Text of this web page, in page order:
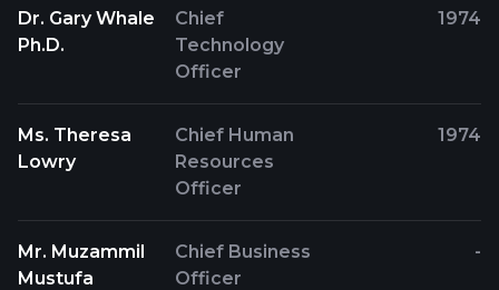
Dr. Gary Whale
Ph.D.
Chief
Technology
Officer
1974
Ms. Theresa
Lowry
Chief Human
Resources
Officer
1974
Mr. Muzammil
Mustufa
Chief Business
Officer
-